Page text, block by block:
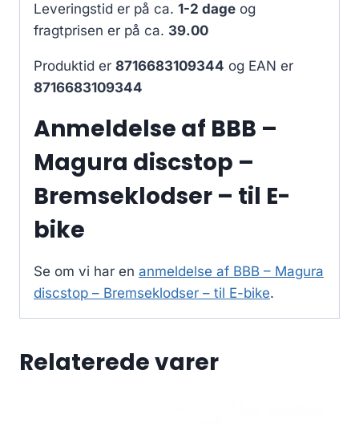
Leveringstid er på ca. 1-2 dage og
fragtprisen er på ca. 39.00
Produktid er 8716683109344 og EAN er
8716683109344
Anmeldelse af BBB –
Magura discstop –
Bremseklodser – til E-
bike
Se om vi har en anmeldelse af BBB – Magura
discstop – Bremseklodser – til E-bike.
Relaterede varer